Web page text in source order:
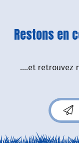
Restons en
....et retrouvez